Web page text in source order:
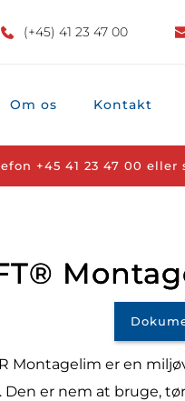
(+45) 41 23 47 00
Om os Kontakt
+45 41 23 47 00 eller
Montagelim er en
Den er nem at bruge,